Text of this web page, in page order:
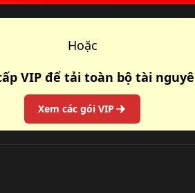
Hoặc
VIP để tải toàn bộ tài
Xem các gói VIP